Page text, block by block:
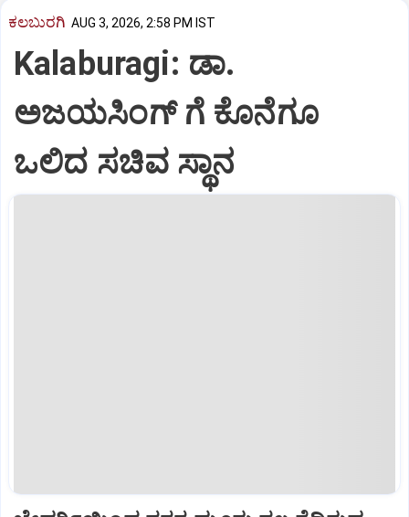
ಕಲಬುರಗಿ AUG 3, 2026, 2:58 PM IST
Kalaburagi: ಡಾ.
ಅಜಯಸಿಂಗ್ ಗೆ ಕೊನೆಗೂ
ಒಲಿದ ಸಚಿವ ಸ್ಥಾನ